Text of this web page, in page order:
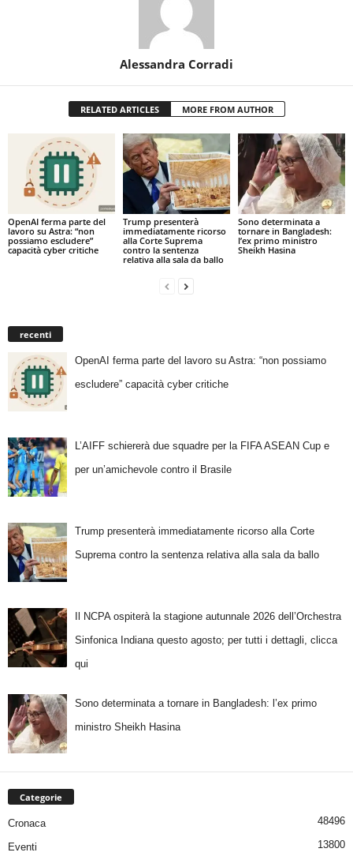
Alessandra Corradi
RELATED ARTICLES MORE FROM AUTHOR
OpenAI ferma parte del
lavoro su Astra: “non
possiamo escludere”
capacità cyber critiche
Trump presenterà
immediatamente ricorso
alla Corte Suprema
contro la sentenza
relativa alla sala da ballo
Sono determinata a
tornare in Bangladesh:
l’ex primo ministro
Sheikh Hasina
recenti
OpenAI ferma parte del lavoro su Astra: “non possiamo
escludere” capacità cyber critiche
L’AIFF schiererà due squadre per la FIFA ASEAN Cup e
per un’amichevole contro il Brasile
Trump presenterà immediatamente ricorso alla Corte
Suprema contro la sentenza relativa alla sala da ballo
Il NCPA ospiterà la stagione autunnale 2026 dell’Orchestra
Sinfonica Indiana questo agosto; per tutti i dettagli, clicca
qui
Sono determinata a tornare in Bangladesh: l’ex primo
ministro Sheikh Hasina
Categorie
Cronaca 48496
Eventi 13800